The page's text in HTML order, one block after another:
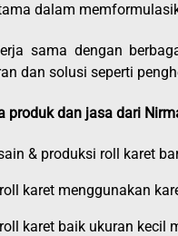
dalam
sama dengan
dan solusi seperti
produk dan jasa dari
& produksi roll karet
karet menggunakan
karet baik ukuran kecil